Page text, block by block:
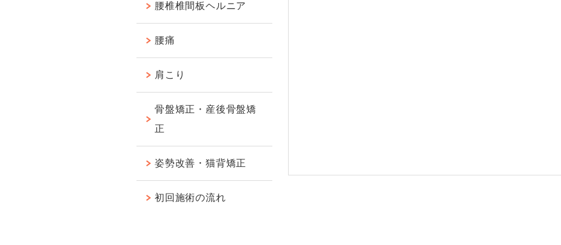
腰椎椎間板ヘルニア
腰痛
肩こり
骨盤矯正・産後骨盤矯
正
姿勢改善・猫背矯正
初回施術の流れ